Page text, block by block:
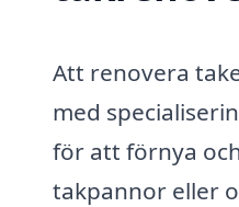
Att renovera
med
för att förnya
takpannor eller